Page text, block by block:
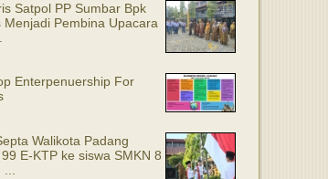
Satpol PP Sumbar Bpk
Menjadi Pembina Upacara
Enterpenuership For
Walikota Padang
E-KTP ke siswa SMKN 8